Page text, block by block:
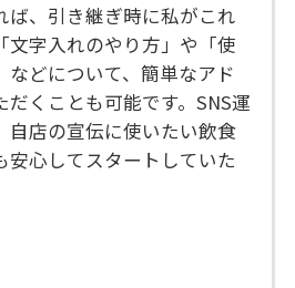
ば、引き継ぎ時に私がこれ
文字入れのやり方」や「使
などについて、簡単なアド
くことも可能です。SNS運
自店の宣伝に使いたい飲食
安心してスタートしていた